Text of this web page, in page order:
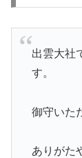
出雲大社
す。
御守いた
ありがた